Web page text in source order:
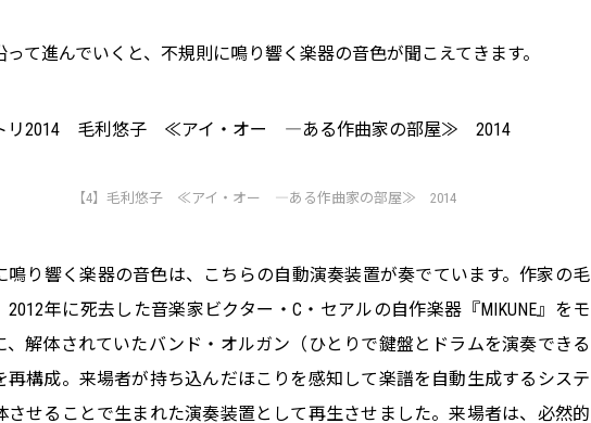
って進んでいくと、不規則に鳴り響く楽器の音色が聞こえてきます。
【4】毛利悠子 ≪アイ・オー ―ある作曲家の部屋≫ 2014
鳴り響く楽器の音色は、こちらの自動演奏装置が奏でています。作家の毛
2012年に死去した音楽家ビクター・C・セアルの自作楽器『MIKUNE』をモ
、解体されていたバンド・オルガン（ひとりで鍵盤とドラムを演奏できる
再構成。来場者が持ち込んだほこりを感知して楽譜を自動生成するシステ
させることで生まれた演奏装置として再生させました。来場者は、必然的